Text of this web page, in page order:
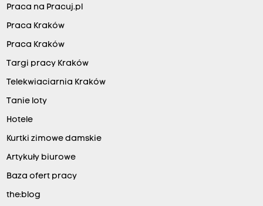
Praca na Pracuj.pl
Praca Kraków
Praca Kraków
Targi pracy Kraków
Telekwiaciarnia Kraków
Tanie loty
Hotele
Kurtki zimowe damskie
Artykuły biurowe
Baza ofert pracy
the:blog